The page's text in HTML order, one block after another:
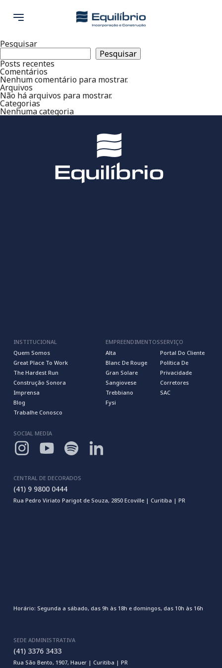
Pesquisar
Pesquisar
Posts recentes
Comentários
Nenhum comentário para mostrar.
Arquivos
Não há arquivos para mostrar.
Categorias
Nenhuma categoria
INSTITUCIONAL
Quem Somos
Great Place To Work
The Hardest Run
Construção Sonora
Imprensa
Blog
Trabalhe Conosco
EMPREENDIMENTOS
Alta
Blanc De Rouge
Gran Solare
Sangiovese
Trebbiano
Fysi
SERVIÇO
Portal Do Cliente
Política De
Privacidade
Corretores
SAC
SOCIAL MEDIA
CENTRAL DE DECORADOS
(41) 9 9800 0444
Rua Pedro Viriato Parigot de Souza, 2850 Ecoville | Curitiba | PR
Horário: Segunda a sábado, das 9h às 18h e domingos, das 10h às 16h
SEDE ADMINISTRATIVA
(41) 3376 3433
Rua São Bento, 1907, Hauer | Curitiba | PR